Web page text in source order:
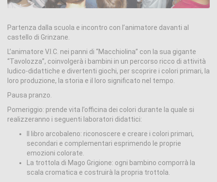
Partenza dalla scuola e incontro con l’animatore davanti al
castello di Grinzane.
L’animatore V.I.C. nei panni di “Macchiolina” con la sua gigante
“Tavolozza”, coinvolgerà i bambini in un percorso ricco di attività
ludico-didattiche e divertenti giochi, per scoprire i colori primari, la
loro produzione, la storia e il loro significato nel tempo.
Pausa pranzo.
Pomeriggio: prende vita l’officina dei colori durante la quale si
realizzeranno i seguenti laboratori didattici:
Il libro arcobaleno: riconoscere e creare i colori primari,
secondari e complementari esprimendo le proprie
emozioni colorate.
La trottola di Mago Grigione: ogni bambino comporrà la
scala cromatica e costruirà la propria trottola.